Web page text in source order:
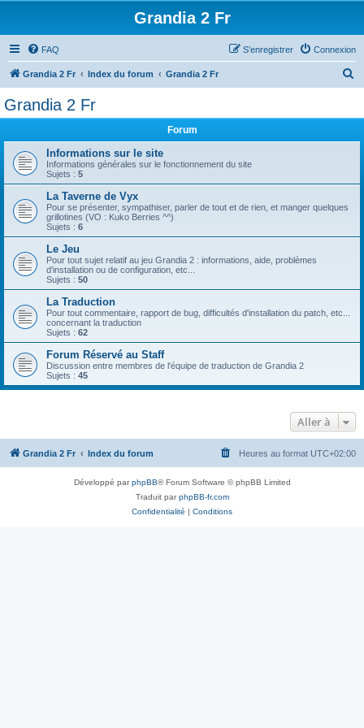
Grandia 2 Fr
FAQ Connexion
S’enregistrer
Grandia 2 Fr Index du forum Grandia 2 Fr
Grandia 2 Fr
Forum
Informations sur le site
Informations générales sur le fonctionnement du site
Sujets : 5
La Taverne de Vyx
Pour se présenter, sympathiser, parler de tout et de rien, et manger quelques
grillotines (VO : Kuko Berries ^^)
Sujets : 6
Le Jeu
Pour tout sujet relatif au jeu Grandia 2 : informations, aide, problèmes
d'installation ou de configuration, etc...
Sujets : 50
La Traduction
Pour tout commentaire, rapport de bug, difficultés d'installation du patch, etc...
concernant la traduction
Sujets : 62
Forum Réservé au Staff
Discussion entre membres de l'équipe de traduction de Grandia 2
Sujets : 45
Aller à
Grandia 2 Fr Index du forum Heures au format UTC+02:00
Développé parphpBB® Forum Software © phpBB Limited
Traduit parphpBB-fr.com
Confidentialité | Conditions